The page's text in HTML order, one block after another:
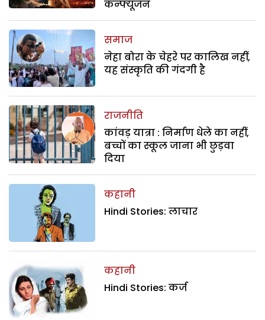
कन्फ्यूजन
समाज
नेहा बोरा के चेहरे पर कालिख नहीं,
यह संस्कृति की गंदगी है
राजनीति
कांवड़ यात्रा : निर्माण धेले का नहीं,
बच्चों का स्कूल जाना भी छुड़वा
दिया
कहानी
Hindi Stories: लाचार
कहानी
Hindi Stories: कर्ज